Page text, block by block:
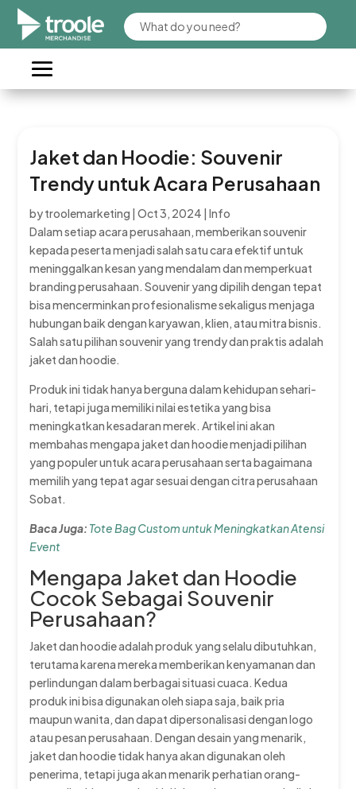
Jaket dan Hoodie: Souvenir
Trendy untuk Acara Perusahaan
bytroolemarketing |Oct 3, 2024 |Info
Dalam setiap acara perusahaan, memberikan souvenir
kepada peserta menjadi salah satu cara efektif untuk
meninggalkan kesan yang mendalam dan memperkuat
branding perusahaan. Souvenir yang dipilih dengan tepat
bisa mencerminkan profesionalisme sekaligus menjaga
hubungan baik dengan karyawan, klien, atau mitra bisnis.
Salah satu pilihan souvenir yang trendy dan praktis adalah
jaket dan hoodie.
Produk ini tidak hanya berguna dalam kehidupan sehari-
hari, tetapi juga memiliki nilai estetika yang bisa
meningkatkan kesadaran merek. Artikel ini akan
membahas mengapa jaket dan hoodie menjadi pilihan
yang populer untuk acara perusahaan serta bagaimana
memilih yang tepat agar sesuai dengan citra perusahaan
Sobat.
Baca Juga: Tote Bag Custom untuk Meningkatkan Atensi
Event
Mengapa Jaket dan Hoodie
Cocok Sebagai Souvenir
Perusahaan?
Jaket dan hoodie adalah produk yang selalu dibutuhkan,
terutama karena mereka memberikan kenyamanan dan
perlindungan dalam berbagai situasi cuaca. Kedua
produk ini bisa digunakan oleh siapa saja, baik pria
maupun wanita, dan dapat dipersonalisasi dengan logo
atau pesan perusahaan. Dengan desain yang menarik,
jaket dan hoodie tidak hanya akan digunakan oleh
penerima, tetapi juga akan menarik perhatian orang-